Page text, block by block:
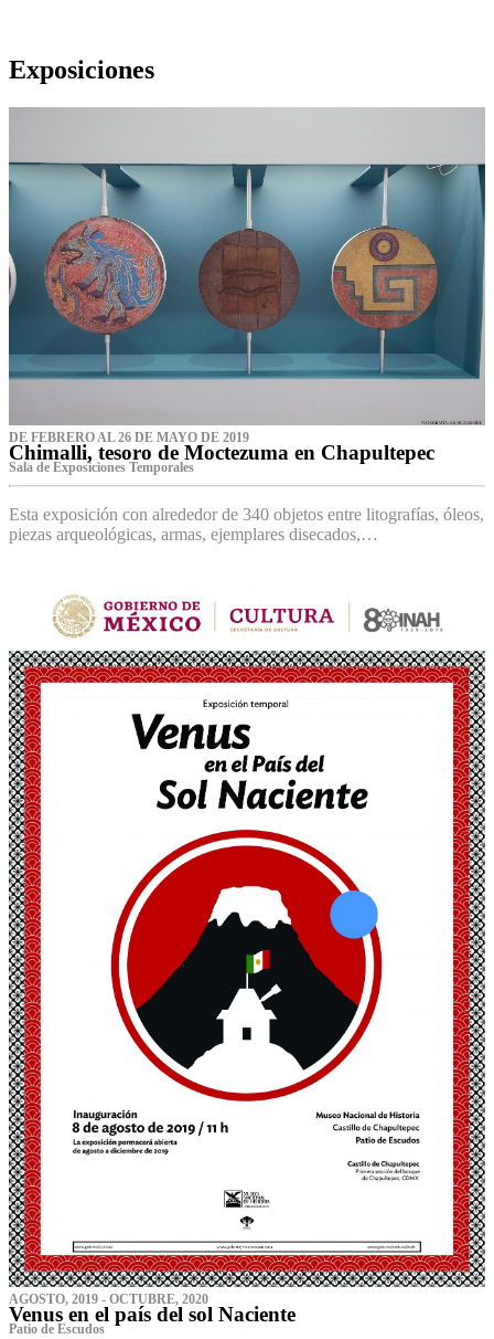
Exposiciones
DE FEBRERO AL 26 DE MAYO DE 2019
Chimalli, tesoro de Moctezuma en Chapultepec
Sala de Exposiciones Temporales
Esta exposición con alrededor de 340 objetos entre litografías, óleos,
piezas arqueológicas, armas, ejemplares disecados,…
AGOSTO, 2019 - OCTUBRE, 2020
Venus en el país del sol Naciente
P‌atio de Escudos